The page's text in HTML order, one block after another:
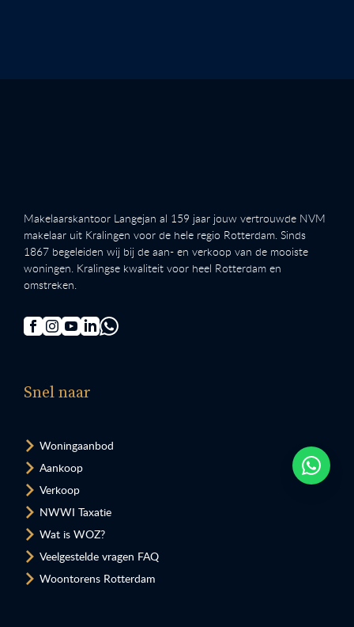
Makelaarskantoor Langejan al 159 jaar jouw vertrouwde NVM
makelaar uit Kralingen voor de hele regio Rotterdam. Sinds
1867 begeleiden wij bij de aan- en verkoop van de mooiste
woningen. Kralingse kwaliteit voor heel Rotterdam en
omstreken.
Snel naar
Woningaanbod
Aankoop
Verkoop
NWWI Taxatie
Wat is WOZ?
Veelgestelde vragen FAQ
Woontorens Rotterdam